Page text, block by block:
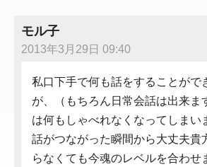
モル子
2013年3月29日 09:40
私口下手で何も話をすることがで
が、（もちろん日常会話は出来ま
は何もしゃべれなくなってしまい
話がつながった瞬間から大丈夫貴
らなくても今魂のレベルを合わせ